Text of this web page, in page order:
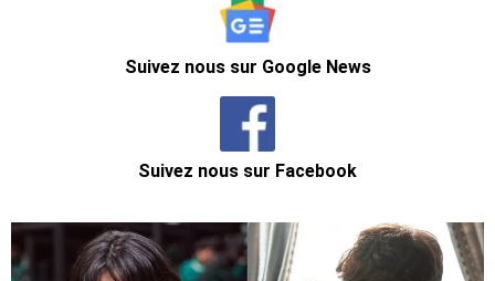
Suivez nous sur Google News
Suivez nous sur Facebook